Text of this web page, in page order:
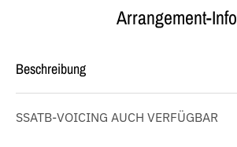
Arrangement-Info
Beschreibung
SSATB-VOICING AUCH VERFÜGBAR